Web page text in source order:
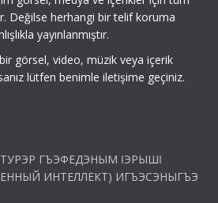
Değilse herhangi bir telif koruma
yayınlanmıştır.
görsel, video, müzik veya içerik
lütfen benimle iletişime geçiniz.
ГЪЭФЕДЭНЫМ ӀЭРЫШӀ
ИНТЕЛЛЕКТ) ИГЪЭСЭНЫГЪЭ